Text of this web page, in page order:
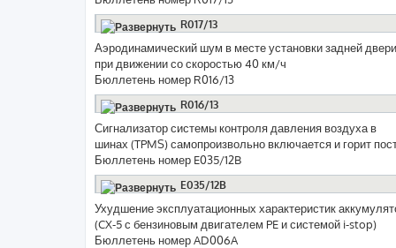
R017/13
Аэродинамический шум в месте установки задней двери
при движении со скоростью 40 км/ч
Бюллетень номер R016/13
R016/13
Сигнализатор системы контроля давления воздуха в
шинах (TPMS) самопроизвольно включается и горит
Бюллетень номер E035/12B
E035/12B
Ухудшение эксплуатационных характеристик
(CX-5 с бензиновым двигателем PE и системой i-stop)
Бюллетень номер AD006A